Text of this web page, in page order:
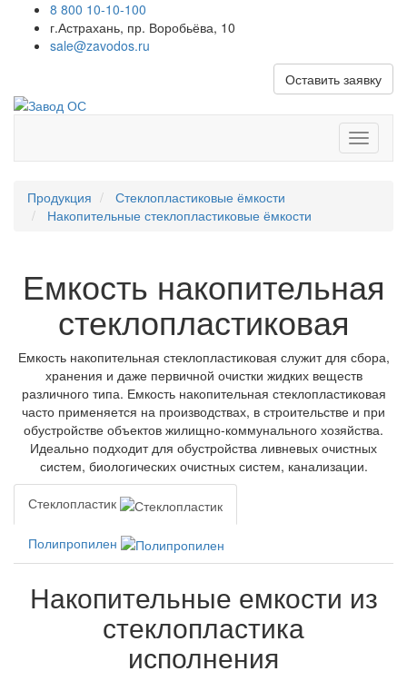
8 800 10-10-100
г.Астрахань, пр. Воробьёва, 10
sale@zavodos.ru
Оставить заявку
меню
Продукция
Стеклопластиковые ёмкости
Накопительные стеклопластиковые ёмкости
Емкость накопительная
стеклопластиковая
Емкость накопительная стеклопластиковая служит для сбора,
хранения и даже первичной очистки жидких веществ
различного типа. Емкость накопительная стеклопластиковая
часто применяется на производствах, в строительстве и при
обустройстве объектов жилищно-коммунального хозяйства.
Идеально подходит для обустройства ливневых очистных
систем, биологических очистных систем, канализации.
Стеклопластик
Полипропилен
Накопительные емкости из
стеклопластика
исполнения